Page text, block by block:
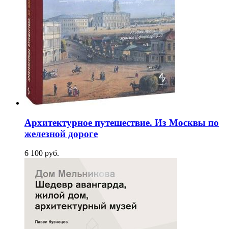
Архитектурное путешествие. Из Москвы по
железной дороге
6 100 pуб.